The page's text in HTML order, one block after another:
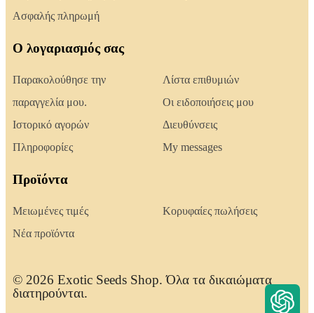
Ασφαλής πληρωμή
Ο λογαριασμός σας
Παρακολούθησε την
παραγγελία μου.
Ιστορικό αγορών
Πληροφορίες
Λίστα επιθυμιών
Οι ειδοποιήσεις μου
Διευθύνσεις
My messages
Προϊόντα
Μειωμένες τιμές
Νέα προϊόντα
Κορυφαίες πωλήσεις
© 2026 Exotic Seeds Shop. Όλα τα δικαιώματα
διατηρούνται.